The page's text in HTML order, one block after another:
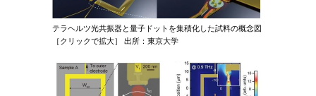
テラヘルツ光共振器と量子ドットを集積化した試料の概念図
［クリックで拡大］ 出所：東京大学